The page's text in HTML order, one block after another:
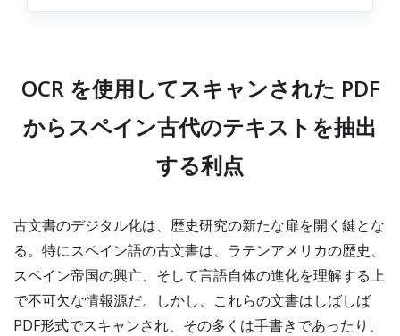
OCR を使用してスキャンされた PDF
からスペイン古代のテキストを抽出
する利点
古文書のデジタル化は、歴史研究の新たな扉を開く鍵とな
る。特にスペイン語の古文書は、ラテンアメリカの歴史、
スペイン帝国の興亡、そして言語自体の進化を理解する上
で不可欠な情報源だ。しかし、これらの文書はしばしば
PDF形式でスキャンされ、その多くは手書きであったり、